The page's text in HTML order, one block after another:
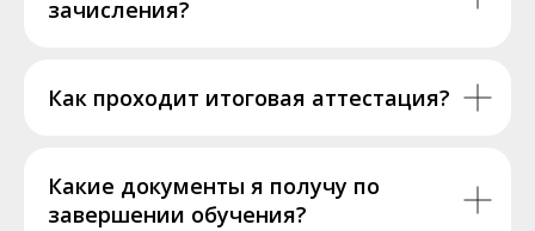
зачисления?
Как проходит итоговая аттестация?
Какие документы я получу по
завершении обучения?